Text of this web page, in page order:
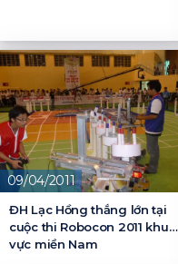
09/04/2011
ĐH Lạc Hồng thắng lớn tại
cuộc thi Robocon 2011 khu
vực miền Nam